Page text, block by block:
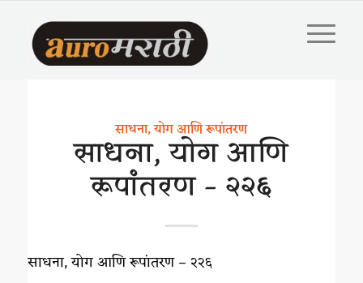
साधना, योग आणि रूपांतरण
साधना, योग आणि
रूपांतरण – २२६
साधना, योग आणि रूपांतरण – २२६